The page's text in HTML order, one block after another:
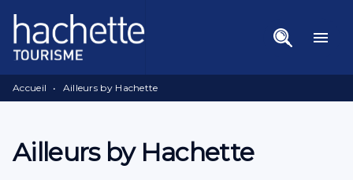
Menu Recherche
Pied De Page
menu
Accueil • Ailleurs by Hachette
Ailleurs by Hachette